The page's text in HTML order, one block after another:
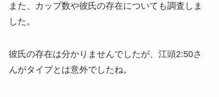
また、カップ数や彼氏の存在についても調査しま
した。
彼氏の存在は分かりませんでしたが、江頭2:50さ
んがタイプとは意外でしたね。